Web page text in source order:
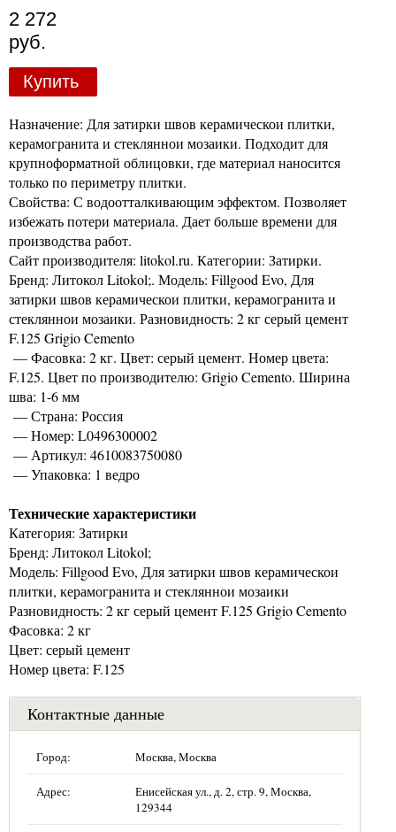
2 272
руб.
Купить
Назначение: Для затирки швов керамическои плитки,
керамогранита и стекляннои мозаики. Подходит для
крупноформатной облицовки, где материал наносится
только по периметру плитки.
Свойства: С водоотталкивающим эффектом. Позволяет
избежать потери материала. Дает больше времени для
производства работ.
Сайт производителя: litokol.ru. Категории: Затирки.
Бренд: Литокол Litokol;. Модель: Fillgood Evo, Для
затирки швов керамическои плитки, керамогранита и
стекляннои мозаики. Разновидность: 2 кг серый цемент
F.125 Grigio Cemento
— Фасовка: 2 кг. Цвет: серый цемент. Номер цвета:
F.125. Цвет по производителю: Grigio Cemento. Ширина
шва: 1-6 мм
— Страна: Россия
— Номер: L0496300002
— Артикул: 4610083750080
— Упаковка: 1 ведро
Технические характеристики
Категория: Затирки
Бренд: Литокол Litokol;
Модель: Fillgood Evo, Для затирки швов керамическои
плитки, керамогранита и стекляннои мозаики
Разновидность: 2 кг серый цемент F.125 Grigio Cemento
Фасовка: 2 кг
Цвет: серый цемент
Номер цвета: F.125
Контактные данные
Город: Москва, Москва
Адрес:
Енисейская ул., д. 2, стр. 9, Москва,
129344